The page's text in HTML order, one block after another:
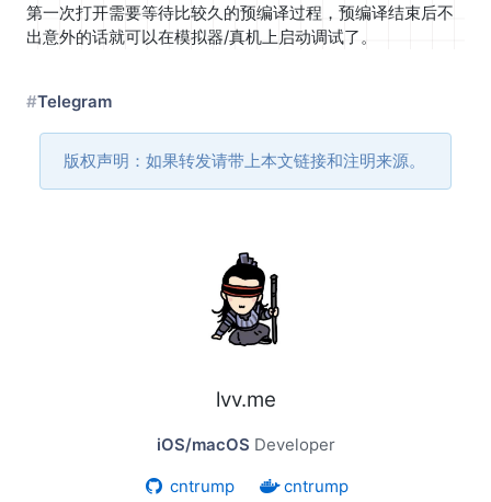
第一次打开需要等待比较久的预编译过程，预编译结束后不
出意外的话就可以在模拟器/真机上启动调试了。
Telegram
版权声明：如果转发请带上本文链接和注明来源。
lvv.me
iOS/macOS Developer
cntrump
cntrump